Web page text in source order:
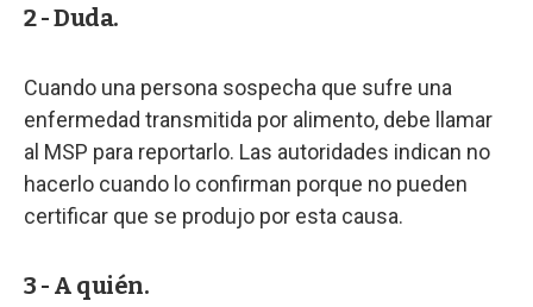
2 - Duda.
Cuando una persona sospecha que sufre una
enfermedad transmitida por alimento, debe llamar
al MSP para reportarlo. Las autoridades indican no
hacerlo cuando lo confirman porque no pueden
certificar que se produjo por esta causa.
3 - A quién.